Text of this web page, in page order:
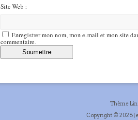
Site Web :
Enregistrer mon nom, mon e-mail et mon site
commentaire.
Thème
Copyright © 2026